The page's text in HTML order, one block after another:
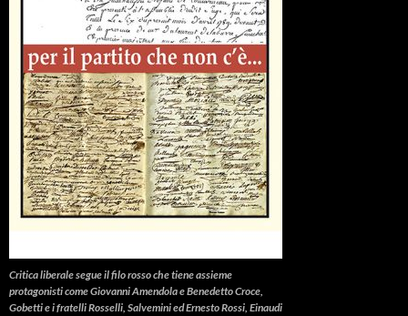
Critica liberalesegue il filo rosso che tiene assieme
protagonisti come Giovanni Amendola e Benedetto Croce,
Gobetti e i fratelli Rosselli, Salvemini ed Ernesto Rossi, Einaudi